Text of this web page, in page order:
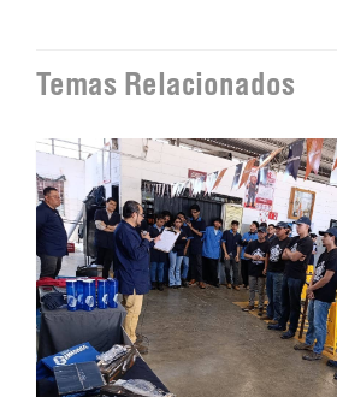
Temas Relacionados